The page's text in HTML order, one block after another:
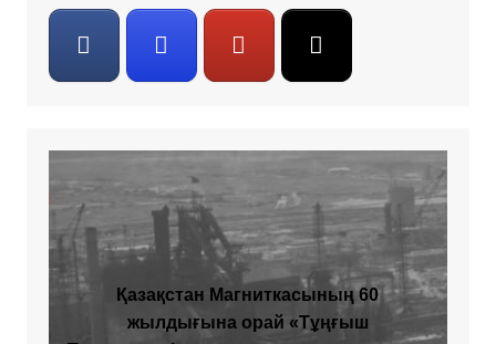
Қазақстан Магниткасының 60
жылдығына орай «Тұңғыш